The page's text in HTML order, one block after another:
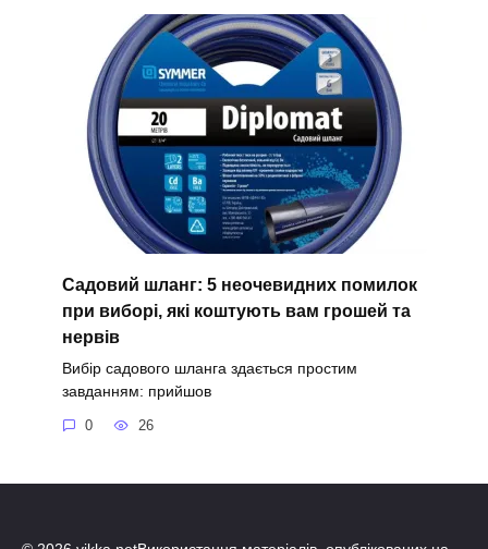
Садовий шланг: 5 неочевидних помилок
при виборі, які коштують вам грошей та
нервів
Вибір садового шланга здається простим
завданням: прийшов
0 26